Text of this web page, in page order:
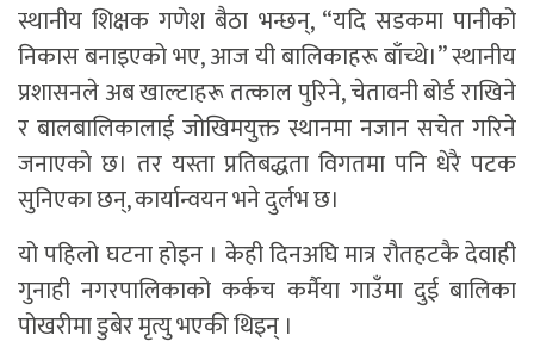
स्थानीय शिक्षक गणेश बैठा भन्छन्, “यदि सडकमा पानीको
निकास बनाइएको भए, आज यी बालिकाहरू बाँच्थे।” स्थानीय
प्रशासनले अब खाल्टाहरू तत्काल पुरिने, चेतावनी बोर्ड राखिने
र बालबालिकालाई जोखिमयुक्त स्थानमा नजान सचेत गरिने
जनाएको छ। तर यस्ता प्रतिबद्धता विगतमा पनि धेरै पटक
सुनिएका छन्, कार्यान्वयन भने दुर्लभ छ।
यो पहिलो घटना होइन । केही दिनअघि मात्र रौतहटकै देवाही
गुनाही नगरपालिकाको कर्कच कर्मैया गाउँमा दुई बालिका
पोखरीमा डुबेर मृत्यु भएकी थिइन् ।